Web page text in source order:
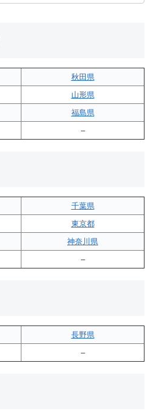
秋田県
山形県
福島県
–
千葉県
東京都
神奈川県
–
長野県
–